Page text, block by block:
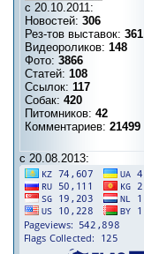
с 20.10.2011:
Новостей: 306
Рез-тов выставок: 361
Видеороликов: 148
Фото: 3866
Статей: 108
Ссылок: 117
Собак: 420
Питомников: 42
Комментариев: 21499
с 20.08.2013: